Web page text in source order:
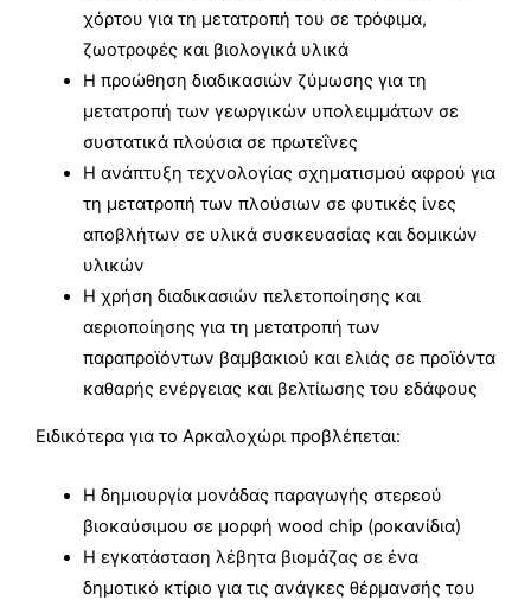
χόρτου για τη μετατροπή του σε τρόφιμα,
ζωοτροφές και βιολογικά υλικά
Η προώθηση διαδικασιών ζύμωσης για τη
μετατροπή των γεωργικών υπολειμμάτων σε
συστατικά πλούσια σε πρωτεΐνες
Η ανάπτυξη τεχνολογίας σχηματισμού αφρού για
τη μετατροπή των πλούσιων σε φυτικές ίνες
αποβλήτων σε υλικά συσκευασίας και δομικών
υλικών
Η χρήση διαδικασιών πελετοποίησης και
αεριοποίησης για τη μετατροπή των
παραπροϊόντων βαμβακιού και ελιάς σε προϊόντα
καθαρής ενέργειας και βελτίωσης του εδάφους
Ειδικότερα για το Αρκαλοχώρι προβλέπεται:
Η δημιουργία μονάδας παραγωγής στερεού
βιοκαύσιμου σε μορφή wood chip (ροκανίδια)
Η εγκατάσταση λέβητα βιομάζας σε ένα
δημοτικό κτίριο για τις ανάγκες θέρμανσής του